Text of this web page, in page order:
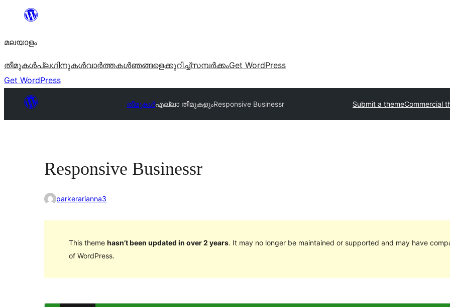
ഉള്ളടക്കത്തിലേക്ക്
മലയാളം
തീമുകൾപ്ലഗിനുകൾവാര്‍ത്തകള്‍ഞങ്ങളെക്കുറിച്ച്സമ്പര്‍ക്കംGet WordPress
Get WordPress
തീമുകൾഎല്ലാ തീമുകളുംResponsive Businessr Submit a themeCommercial
Responsive Businessr
parkerarianna3
This theme hasn’t been updated in over 2 years. It may no longer be maintained or supported and may have
of WordPress.